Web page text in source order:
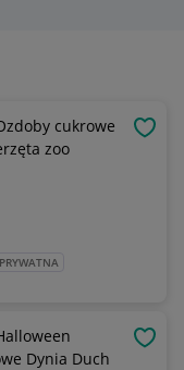
cukrowe
zoo
Dynia Duch